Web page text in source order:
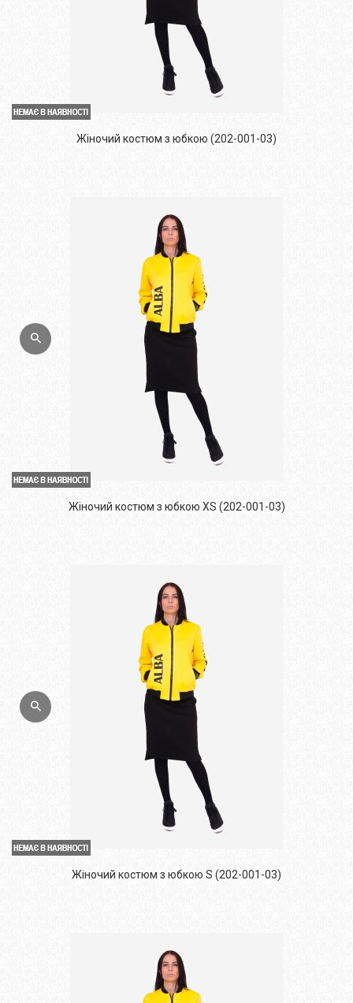
Жіночий костюм з юбкою (202-001-03)
Жіночий костюм з юбкою XS (202-001-03)
Жіночий костюм з юбкою S (202-001-03)